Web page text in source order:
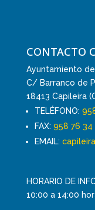
CONTACTO
Ayuntamiento
C/ Barranco de
18413 Capileira
TELÉFONO:
FAX: 958 76 34
EMAIL:
HORARIO DE
10:00 a 14:00